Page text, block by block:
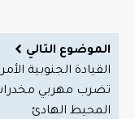
الموضوع التالي
القيادة الجنوبية
تضرب مهربي
المحيط الهادئ